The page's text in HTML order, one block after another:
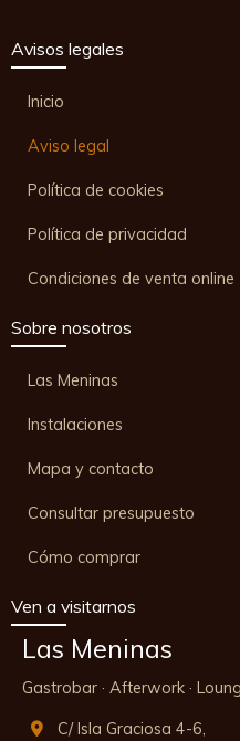
Avisos legales
Inicio
Aviso legal
Política de cookies
Política de privacidad
Condiciones de venta online
Sobre nosotros
Las Meninas
Instalaciones
Mapa y contacto
Consultar presupuesto
Cómo comprar
Ven a visitarnos
Las Meninas
Gastrobar · Afterwork ·
C/ Isla Graciosa 4-6,